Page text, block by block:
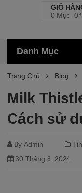
GIỎ
0 Mục -0₫
Danh Mục
Trang Chủ Blog
Milk
Cách sử
By Admin
30 Tháng 8, 2024